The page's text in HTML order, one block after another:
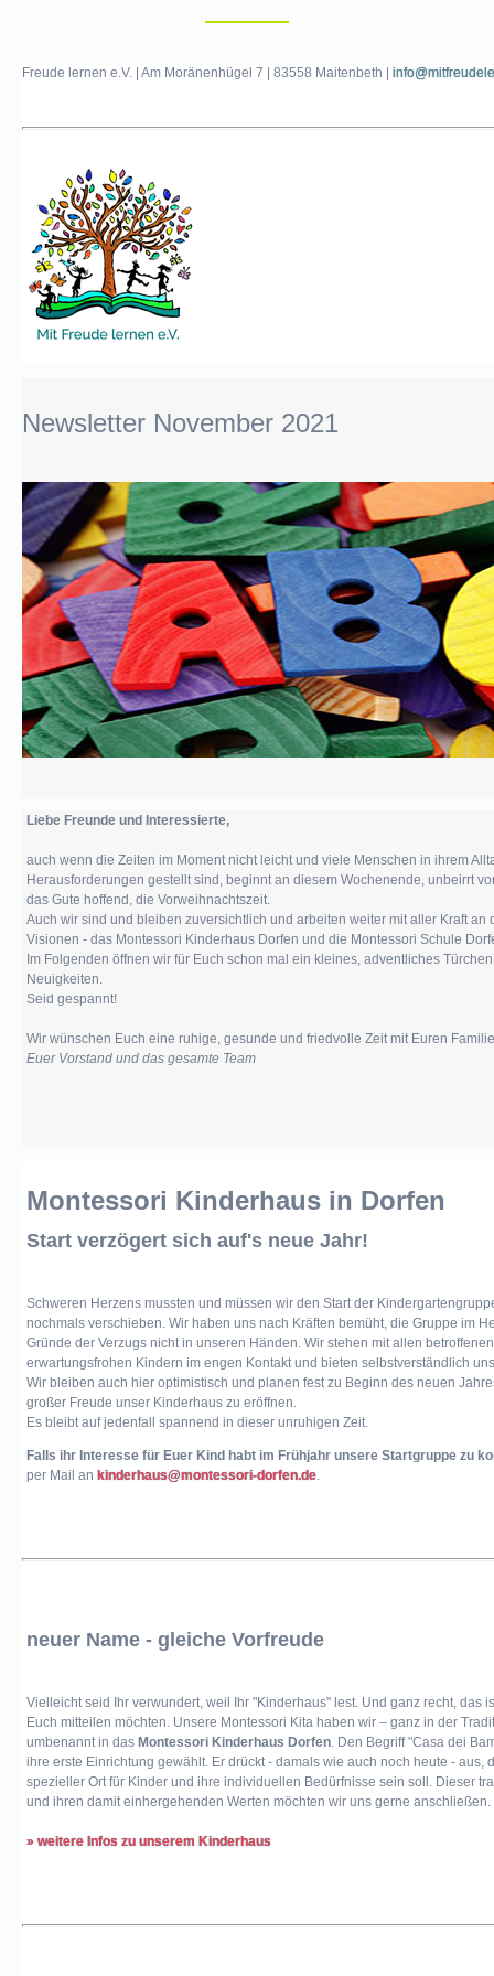
Kinderschutz
Freie
Grundschule
Glückswerkstatt
Unser
Unsere
Vision
Unser
Vorstand
Unsere
Satzung
Termine
News
Presse
Mitglied
werden
Freude lernen e.V. | Am Moränenhügel 7 | 83558 Maitenbeth |
Newsletter November 2021
Liebe Freunde und Interessierte,
auch wenn die Zeiten im Moment nicht leicht und viele Menschen in ihrem
Herausforderungen gestellt sind, beginnt an diesem Wochenende, unbeirrt
das Gute hoffend, die Vorweihnachtszeit.
Auch wir sind und bleiben zuversichtlich und arbeiten weiter mit aller Kraft an
Visionen - das Montessori Kinderhaus Dorfen und die Montessori Schule
Im Folgenden öffnen wir für Euch schon mal ein kleines, adventliches
Neuigkeiten.
Seid gespannt!
Wir wünschen Euch eine ruhige, gesunde und friedvolle Zeit mit Euren
Euer Vorstand und das gesamte Team
Montessori Kinderhaus in Dorfen
Start verzögert sich auf's neue Jahr!
Schweren Herzens mussten und müssen wir den Start der
nochmals verschieben. Wir haben uns nach Kräften bemüht, die Gruppe im
Gründe der Verzugs nicht in unseren Händen. Wir stehen mit allen
erwartungsfrohen Kindern im engen Kontakt und bieten selbstverständlich
Wir bleiben auch hier optimistisch und planen fest zu Beginn des neuen
großer Freude unser Kinderhaus zu eröffnen.
Es bleibt auf jedenfall spannend in dieser unruhigen Zeit.
Falls ihr Interesse für Euer Kind habt im Frühjahr unsere Startgruppe zu
per Mail an kinderhaus@montessori-dorfen.de.
neuer Name - gleiche Vorfreude
Vielleicht seid Ihr verwundert, weil Ihr "Kinderhaus" lest. Und ganz recht, das
Euch mitteilen möchten. Unsere Montessori Kita haben wir – ganz in der
umbenannt in das Montessori Kinderhaus Dorfen. Den Begriff "Casa dei
ihre erste Einrichtung gewählt. Er drückt - damals wie auch noch heute - aus,
spezieller Ort für Kinder und ihre individuellen Bedürfnisse sein soll. Dieser
und ihren damit einhergehenden Werten möchten wir uns gerne anschließen.
» weitere Infos zu unserem Kinderhaus